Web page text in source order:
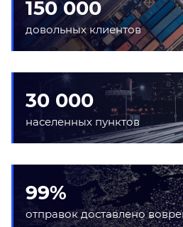
150 000
довольных клиентов
30 000
населенных пунктов
99%
отправок доставлено